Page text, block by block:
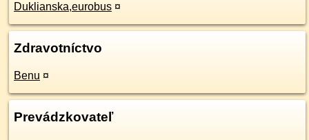
Duklianska,eurobus ¤
Zdravotníctvo
Benu ¤
Prevádzkovateľ